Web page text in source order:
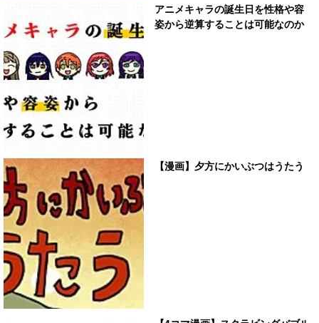
アニメキャラの誕生日を性格や容
姿から逆算することは可能なのか
【漫画】夕方にかいぶつはうたう